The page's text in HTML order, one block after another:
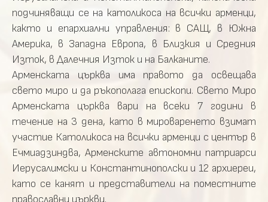
подчиняващи се на католикоса на всички арменци,
както и епархиални управления: в САЩ, в Южна
Америка, в Западна Европа, в Близкия и Средния
Изток, в Далечния Изток и на Балканите.
Арменската църква има правото да освещава
свето миро и да ръкополага епископи. Свето Миро
Арменската църква вари на всеки 7 години в
течение на 3 дена, като в мироваренето взимат
участие Католикоса на всички арменци с център в
Ечмиадзиндва, Арменските автономни патриарси
Иерусалимски и Константинополски и 12 архиереи,
като се канят и представители на поместните
православни църкви.